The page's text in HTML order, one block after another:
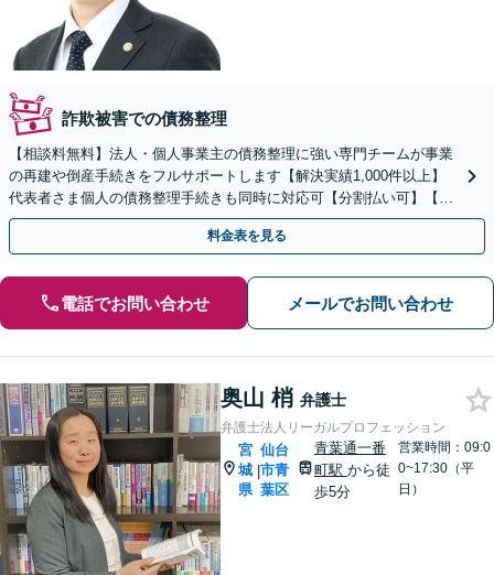
詐欺被害での債務整理
【相談料無料】法人・個人事業主の債務整理に強い専門チームが事業
の再建や倒産手続きをフルサポートします【解決実績1,000件以上】
代表者さま個人の債務整理手続きも同時に対応可【分割払い可】【後
払い応相談】【夜間・休日相談可】
料金表を見る
電話でお問い合わせ メールでお問い合わせ
奥山 梢 弁護士
弁護士法人リーガルプロフェッション
宮
城
県
|
仙台
市青
葉区
青葉通一番
町駅 から徒
歩5分
営業時間：09:0
0~17:30（平
日）